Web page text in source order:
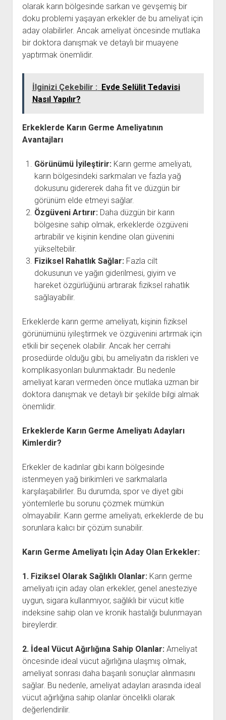
olarak karın bölgesinde sarkan ve gevşemiş bir
doku problemi yaşayan erkekler de bu ameliyat için
aday olabilirler. Ancak ameliyat öncesinde mutlaka
bir doktora danışmak ve detaylı bir muayene
yaptırmak önemlidir.
İlginizi Çekebilir : Evde Selülit Tedavisi
Nasıl Yapılır?
Erkeklerde Karın Germe Ameliyatının
Avantajları
Görünümü İyileştirir:Karın germe ameliyatı,
karın bölgesindeki sarkmaları ve fazla yağ
dokusunu gidererek daha fit ve düzgün bir
görünüm elde etmeyi sağlar.
Özgüveni Artırır:Daha düzgün bir karın
bölgesine sahip olmak, erkeklerde özgüveni
artırabilir ve kişinin kendine olan güvenini
yükseltebilir.
Fiziksel Rahatlık Sağlar:Fazla cilt
dokusunun ve yağın giderilmesi, giyim ve
hareket özgürlüğünü artırarak fiziksel rahatlık
sağlayabilir.
Erkeklerde karın germe ameliyatı, kişinin fiziksel
görünümünü iyileştirmek ve özgüvenini artırmak için
etkili bir seçenek olabilir. Ancak her cerrahi
prosedürde olduğu gibi, bu ameliyatın da riskleri ve
komplikasyonları bulunmaktadır. Bu nedenle
ameliyat kararı vermeden önce mutlaka uzman bir
doktora danışmak ve detaylı bir şekilde bilgi almak
önemlidir.
Erkeklerde Karın Germe Ameliyatı Adayları
Kimlerdir?
Erkekler de kadınlar gibi karın bölgesinde
istenmeyen yağ birikimleri ve sarkmalarla
karşılaşabilirler. Bu durumda, spor ve diyet gibi
yöntemlerle bu sorunu çözmek mümkün
olmayabilir. Karın germe ameliyatı, erkeklerde de bu
sorunlara kalıcı bir çözüm sunabilir.
Karın Germe Ameliyatı İçin Aday Olan Erkekler:
1. Fiziksel Olarak Sağlıklı Olanlar:Karın germe
ameliyatı için aday olan erkekler, genel anesteziye
uygun, sigara kullanmıyor, sağlıklı bir vücut kitle
indeksine sahip olan ve kronik hastalığı bulunmayan
bireylerdir.
2. İdeal Vücut Ağırlığına Sahip Olanlar:Ameliyat
öncesinde ideal vücut ağırlığına ulaşmış olmak,
ameliyat sonrası daha başarılı sonuçlar alınmasını
sağlar. Bu nedenle, ameliyat adayları arasında ideal
vücut ağırlığına sahip olanlar öncelikli olarak
değerlendirilir.